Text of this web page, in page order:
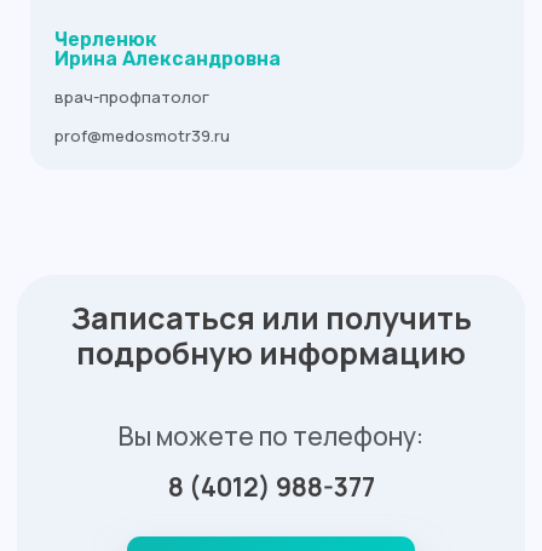
Черленюк
Ирина Александровна
врач-профпатолог
prof@medosmotr39.ru